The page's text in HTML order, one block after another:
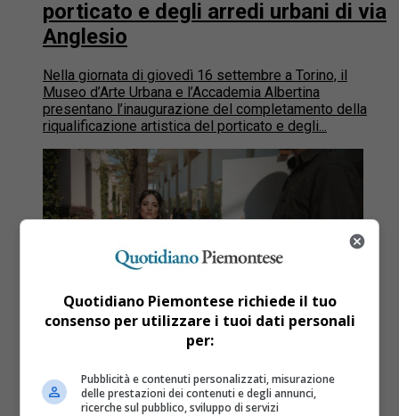
porticato e degli arredi urbani di via
Anglesio
Nella giornata di giovedì 16 settembre a Torino, il
Museo d’Arte Urbana e l’Accademia Albertina
presentano l’inaugurazione del completamento della
riqualificazione artistica del porticato e degli...
Quotidiano Piemontese richiede il tuo
consenso per utilizzare i tuoi dati personali
per:
Pubblicità e contenuti personalizzati, misurazione
delle prestazioni dei contenuti e degli annunci,
ricerche sul pubblico, sviluppo di servizi